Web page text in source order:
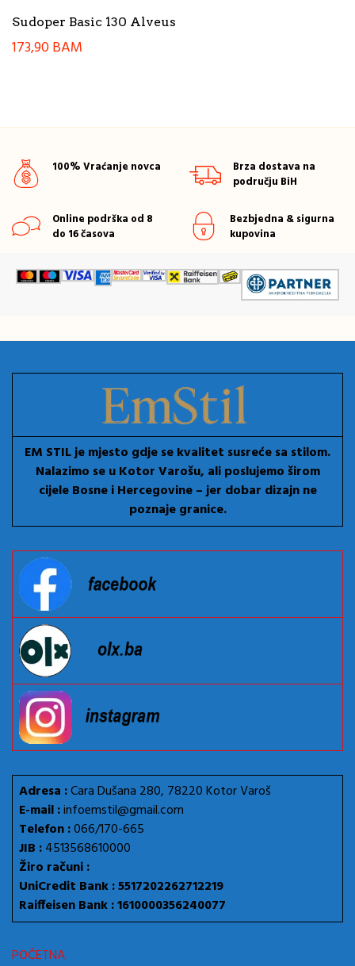
Sudoper Basic 130 Alveus
173,90BAM
100% Vraćanje novca
Brza dostava na
području BiH
Online podrška od 8
do 16 časova
Bezbjedna & sigurna
kupovina
EM STIL je mjesto gdje se kvalitet susreće sa stilom.
Nalazimo se u Kotor Varošu, ali poslujemo širom
cijele Bosne i Hercegovine – jer dobar dizajn ne
poznaje granice.
Adresa :Cara Dušana 280, 78220 Kotor Varoš
E-mail :infoemstil@gmail.com
Telefon :066/170-665
JIB :4513568610000
Žiro računi :
UniCredit Bank : 5517202262712219
Raiffeisen Bank : 1610000356240077
POČETNA